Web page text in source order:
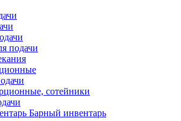
подачи
сотейники
Барный инвентарь